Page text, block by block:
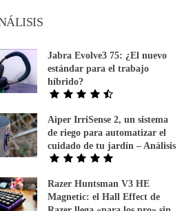
Jabra Evolve3 75: ¿El nuevo
estándar para el trabajo
híbrido?
Aiper IrriSense 2, un sistema
de riego para automatizar el
cuidado de tu jardín – Análisis
Razer Huntsman V3 HE
Magnetic: el Hall Effect de